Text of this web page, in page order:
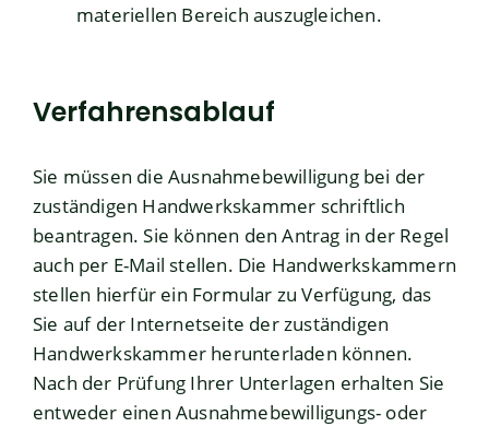
materiellen Bereich auszugleichen.
Verfahrensablauf
Sie müssen die Ausnahmebewilligung bei der
zuständigen Handwerkskammer schriftlich
beantragen. Sie können den Antrag in der Regel
auch per E-Mail stellen. Die Handwerkskammern
stellen hierfür ein Formular zu Verfügung, das
Sie auf der Internetseite der zuständigen
Handwerkskammer herunterladen können.
Nach der Prüfung Ihrer Unterlagen erhalten Sie
entweder einen Ausnahmebewilligungs- oder